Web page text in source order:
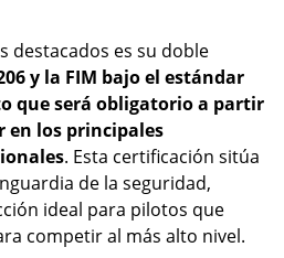
destacados es su doble
y la FIM bajo el estándar
que será obligatorio a partir
en los principales
. Esta certificación sitúa
de la seguridad,
ideal para pilotos que
competir al más alto nivel.